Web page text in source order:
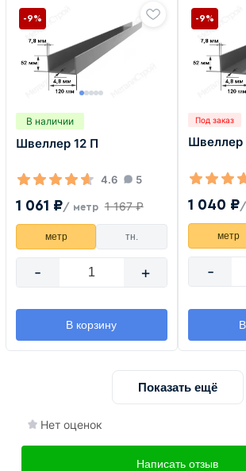
В наличии
Швеллер 12 П
4.6 5
1 061 ₽/ метр 1 167 ₽
-9%
метр тн.
- +
В корзину
Под заказ
Швеллер
1 040 ₽
-9%
метр
-
Показать ещё
Нет оценок
Написать отзыв